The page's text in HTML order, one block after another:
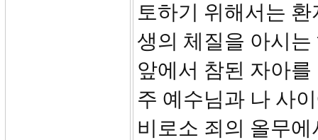
토하기 위해서는
생의 체질을 아시
앞에서 참된 자아
주 예수님과 나 사
비로소 죄의 올무